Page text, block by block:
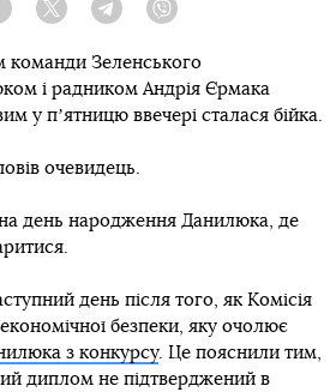
Twitter TelegramViber
Зеленського
і радником Андрія Єрмака
у пʼятницю ввечері сталася бійка.
очевидець.
день народження Данилюка, де
день після того, як Комісія
безпеки, яку очолює
з конкурсу. Це пояснили тим,
диплом не підтверджений в